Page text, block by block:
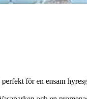
för en ensam